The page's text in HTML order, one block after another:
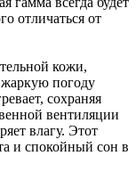
отличаться от
кожи,
жаркую погоду
сохраняя
вентиляции
влагу. Этот
и спокойный сон в